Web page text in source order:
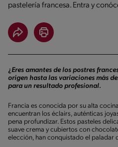
pastelería francesa. Entra y
¿ Eres amantes de los postres
origen hasta las variaciones más
para un resultado profesional.
Francia es conocida por su alta
encuentran los éclairs, auténticas
pena profundizar. Estos pasteles
suave crema y cubiertos con
elección, han conquistado el paladar